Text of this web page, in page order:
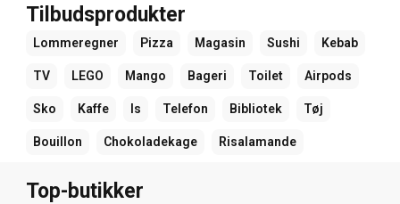
Tilbudsprodukter
Lommeregner Pizza Magasin Sushi Kebab
TV LEGO Mango Bageri Toilet Airpods
Sko Kaffe Is Telefon Bibliotek Tøj
Bouillon Chokoladekage Risalamande
Top-butikker